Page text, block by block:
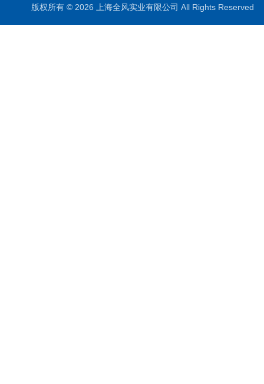
版权所有 © 2026 上海全风实业有限公司 All Rights